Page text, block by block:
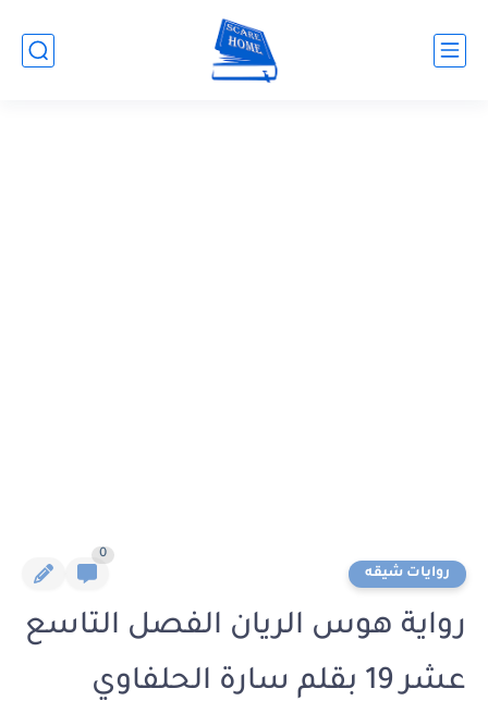
روايات شيقه
0
رواية هوس الريان الفصل التاسع
عشر 19 بقلم سارة الحلفاوي